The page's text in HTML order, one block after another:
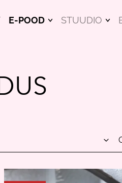
E-POOD
RIPSMEHOOLDUS
KINKEKAARDID
STUUDIO